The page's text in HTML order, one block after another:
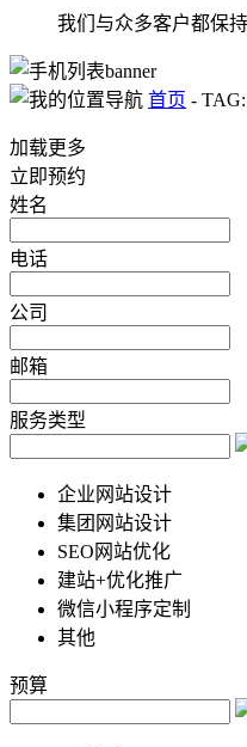
我们与众多客户都保
首页 -
加载更多
立即预约
姓名
电话
公司
邮箱
服务类型
企业网站设计
集团网站设计
SEO网站优化
建站+优化推广
微信小程序定制
其他
预算